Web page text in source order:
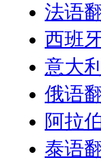
法语
西班
意大
俄语
阿拉
泰语